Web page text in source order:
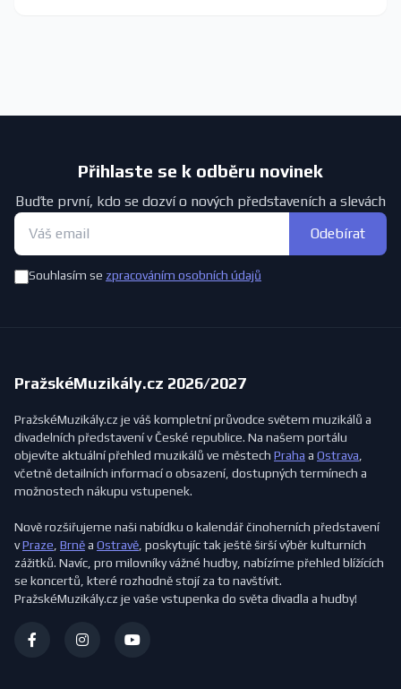
Přihlaste se k odběru novinek
Buďte první, kdo se dozví o nových představeních a slevách
Odebírat
Souhlasím se zpracováním osobních údajů
PražskéMuzikály.cz 2026/2027
PražskéMuzikály.cz je váš kompletní průvodce světem muzikálů a
divadelních představení v České republice. Na našem portálu
objevíte aktuální přehled muzikálů ve městech Praha a Ostrava,
včetně detailních informací o obsazení, dostupných termínech a
možnostech nákupu vstupenek.
Nově rozšiřujeme naši nabídku o kalendář činoherních představení
vPraze, Brněa Ostravě, poskytujíc tak ještě širší výběr kulturních
zážitků. Navíc, pro milovníky vážné hudby, nabízíme přehled blížících
se koncertů, které rozhodně stojí za to navštívit.
PražskéMuzikály.cz je vaše vstupenka do světa divadla a hudby!